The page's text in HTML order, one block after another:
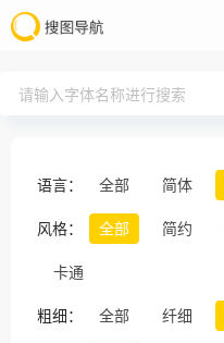
语言： 全部 简体
风格： 全部 简约
卡通
粗细： 全部 纤细